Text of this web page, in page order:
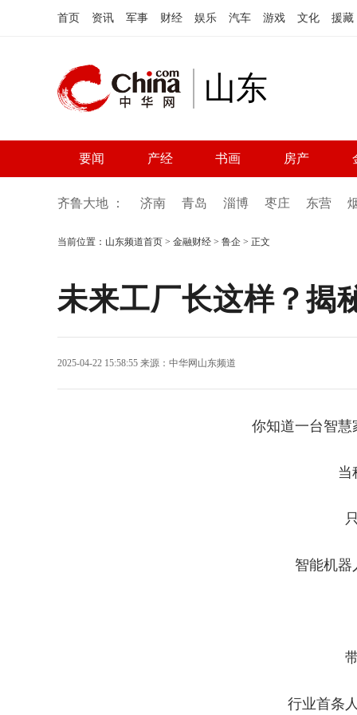
首页 资讯 军事 财经 娱乐 汽车 游戏 文化 援藏
山东
要闻 产经 书画 房产
齐鲁大地 ： 济南 青岛 淄博 枣庄 东营
当前位置： 山东频道首页 > 金融财经 > 鲁企 > 正文
未来工厂长这样？揭
2025-04-22 15:58:55 来源： 中华网山东频道
你知道一台智
当
智能机器
行业首条